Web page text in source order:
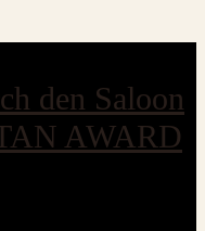
den Saloon
AWARD